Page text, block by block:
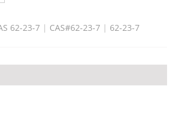
62-23-7 | CAS#62-23-7 | 62-23-7